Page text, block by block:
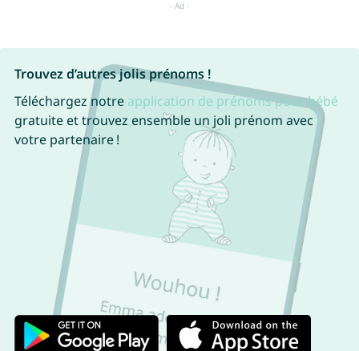
Trouvez d’autres jolis prénoms !
Téléchargez notre application de prénoms pour bébé
gratuite et trouvez ensemble un joli prénom avec
votre partenaire !